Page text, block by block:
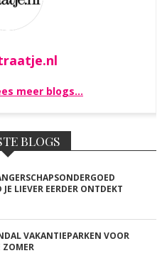
meer blogs…
BLOGS
LIEVER EERDER ONTDEKT
VAKANTIEPARKEN VOOR
ZOMER